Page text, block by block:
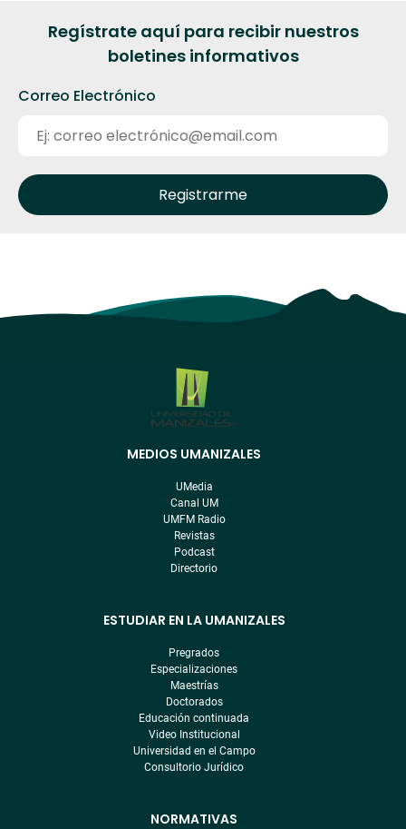
Regístrate aquí para recibir nuestros
boletines informativos
Correo Electrónico
MEDIOS UMANIZALES
UMedia
Canal UM
UMFM Radio
Revistas
Podcast
Directorio
ESTUDIAR EN LA UMANIZALES
Pregrados
Especializaciones
Maestrías
Doctorados
Educación continuada
Video Institucional
Universidad en el Campo
Consultorio Jurídico
NORMATIVAS